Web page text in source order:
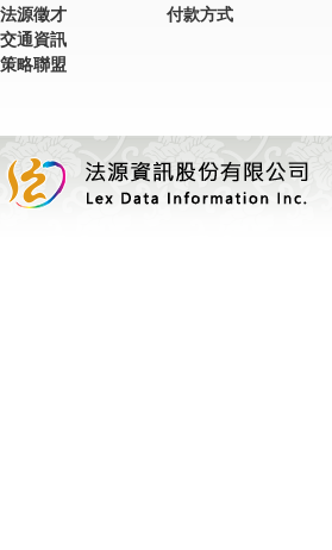
法源徵才
交通資訊
策略聯盟
付款方式